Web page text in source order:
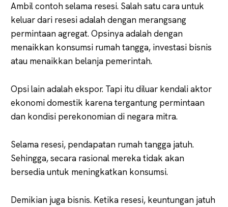
Ambil contoh selama resesi. Salah satu cara untuk
keluar dari resesi adalah dengan merangsang
permintaan agregat. Opsinya adalah dengan
menaikkan konsumsi rumah tangga, investasi bisnis
atau menaikkan belanja pemerintah.
Opsi lain adalah ekspor. Tapi itu diluar kendali aktor
ekonomi domestik karena tergantung permintaan
dan kondisi perekonomian di negara mitra.
Selama resesi, pendapatan rumah tangga jatuh.
Sehingga, secara rasional mereka tidak akan
bersedia untuk meningkatkan konsumsi.
Demikian juga bisnis. Ketika resesi, keuntungan jatuh